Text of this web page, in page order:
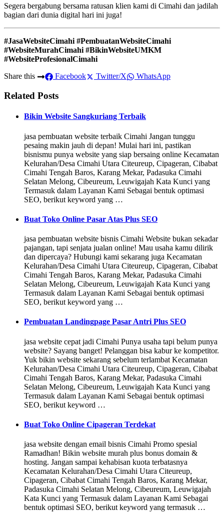
Segera bergabung bersama ratusan klien kami di Cimahi dan jadilah
bagian dari dunia digital hari ini juga!
#JasaWebsiteCimahi #PembuatanWebsiteCimahi
#WebsiteMurahCimahi #BikinWebsiteUMKM
#WebsiteProfesionalCimahi
Share this
Facebook Twitter/X WhatsApp
Related Posts
Bikin Website Sangkuriang Terbaik
jasa pembuatan website terbaik Cimahi Jangan tunggu
pesaing makin jauh di depan! Mulai hari ini, pastikan
bisnismu punya website yang siap bersaing online Kecamatan
Kelurahan/Desa Cimahi Utara Citeureup, Cipageran, Cibabat
Cimahi Tengah Baros, Karang Mekar, Padasuka Cimahi
Selatan Melong, Cibeureum, Leuwigajah Kata Kunci yang
Termasuk dalam Layanan Kami Sebagai bentuk optimasi
SEO, berikut keyword yang …
Buat Toko Online Pasar Atas Plus SEO
jasa pembuatan website bisnis Cimahi Website bukan sekadar
pajangan, tapi senjata jualan online! Mau usaha kamu dilirik
dan dipercaya? Hubungi kami sekarang juga Kecamatan
Kelurahan/Desa Cimahi Utara Citeureup, Cipageran, Cibabat
Cimahi Tengah Baros, Karang Mekar, Padasuka Cimahi
Selatan Melong, Cibeureum, Leuwigajah Kata Kunci yang
Termasuk dalam Layanan Kami Sebagai bentuk optimasi
SEO, berikut keyword yang …
Pembuatan Landingpage Pasar Antri Plus SEO
jasa website cepat jadi Cimahi Punya usaha tapi belum punya
website? Sayang banget! Pelanggan bisa kabur ke kompetitor.
Yuk bikin website sekarang sebelum terlambat Kecamatan
Kelurahan/Desa Cimahi Utara Citeureup, Cipageran, Cibabat
Cimahi Tengah Baros, Karang Mekar, Padasuka Cimahi
Selatan Melong, Cibeureum, Leuwigajah Kata Kunci yang
Termasuk dalam Layanan Kami Sebagai bentuk optimasi
SEO, berikut keyword …
Buat Toko Online Cipageran Terdekat
jasa website dengan email bisnis Cimahi Promo spesial
Ramadhan! Bikin website murah plus bonus domain &
hosting. Jangan sampai kehabisan kuota terbatasnya
Kecamatan Kelurahan/Desa Cimahi Utara Citeureup,
Cipageran, Cibabat Cimahi Tengah Baros, Karang Mekar,
Padasuka Cimahi Selatan Melong, Cibeureum, Leuwigajah
Kata Kunci yang Termasuk dalam Layanan Kami Sebagai
bentuk optimasi SEO, berikut keyword yang termasuk …